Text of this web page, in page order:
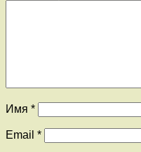
Имя *
Email *